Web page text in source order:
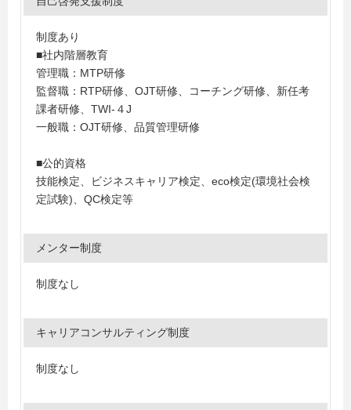
制度あり
■社内階層教育
管理職：MTP研修
監督職：RTP研修、OJT研修、コーチング研修、新任考
課者研修、TWI-４J
一般職：OJT研修、品質管理研修
■公的資格
技能検定、ビジネスキャリア検定、eco検定(環境社会検
定試験)、QC検定等
メンター制度
制度なし
キャリアコンサルティング制度
制度なし